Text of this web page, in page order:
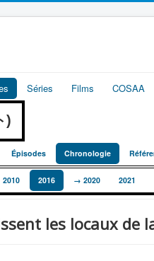
Séries Films COSAA
)
Épisodes Chronologie
2010 2016 → 2020 2021
les locaux de